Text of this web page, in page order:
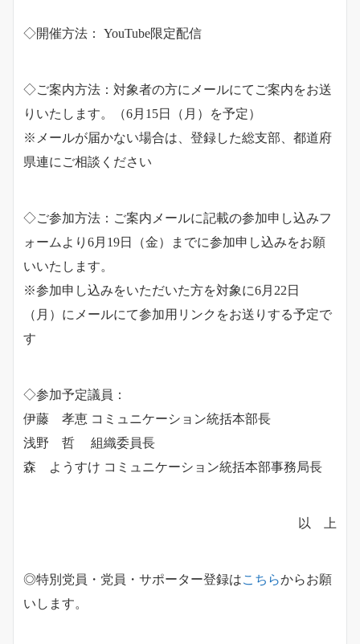
◇開催方法： YouTube限定配信
◇ご案内方法：対象者の方にメールにてご案内をお送
りいたします。（6月15日（月）を予定）
※メールが届かない場合は、登録した総支部、都道府
県連にご相談ください
◇ご参加方法：ご案内メールに記載の参加申し込みフ
ォームより6月19日（金）までに参加申し込みをお願
いいたします。
※参加申し込みをいただいた方を対象に6月22日
（月）にメールにて参加用リンクをお送りする予定で
す
◇参加予定議員：
伊藤 孝恵 コミュニケーション統括本部長
浅野 哲 組織委員長
森 ようすけ コミュニケーション統括本部事務局長
以 上
◎特別党員・党員・サポーター登録はこちらからお願
いします。